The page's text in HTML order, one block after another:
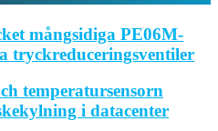
mångsidiga PE06M-
tryckreduceringsventiler
temperatursensorn
i datacenter